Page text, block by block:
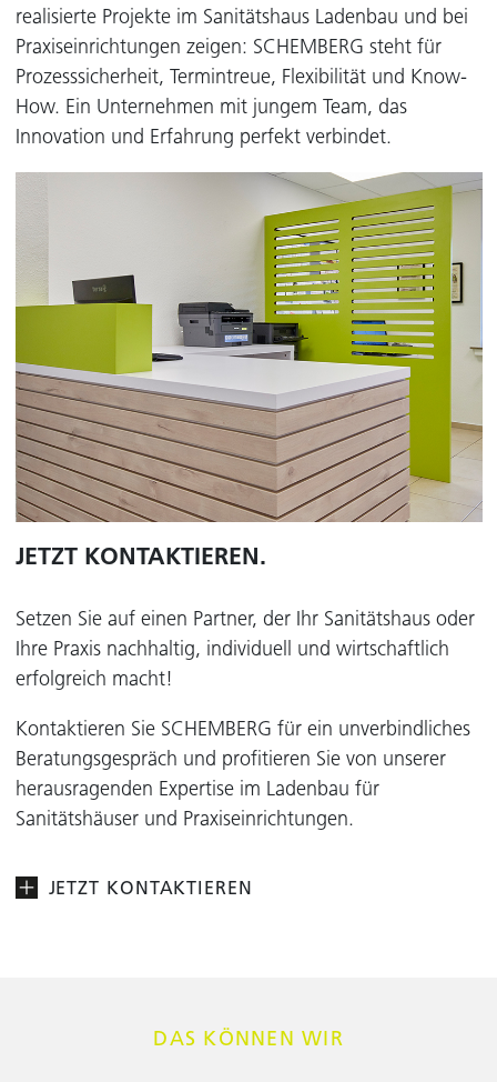
realisierte Projekte im Sanitätshaus Ladenbau und bei
Praxiseinrichtungen zeigen: SCHEMBERG steht für
Prozesssicherheit, Termintreue, Flexibilität und Know-
How. Ein Unternehmen mit jungem Team, das
Innovation und Erfahrung perfekt verbindet.
JETZT KONTAKTIEREN.
Setzen Sie auf einen Partner, der Ihr Sanitätshaus oder
Ihre Praxis nachhaltig, individuell und wirtschaftlich
erfolgreich macht!
Kontaktieren Sie SCHEMBERG für ein unverbindliches
Beratungsgespräch und profitieren Sie von unserer
herausragenden Expertise im Ladenbau für
Sanitätshäuser und Praxiseinrichtungen.
JETZT KONTAKTIEREN
DAS KÖNNEN WIR